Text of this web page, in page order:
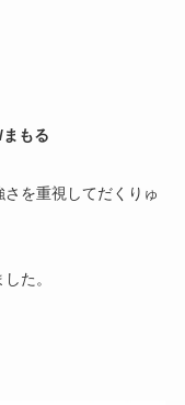
もる
を重視してだくりゅ
た。